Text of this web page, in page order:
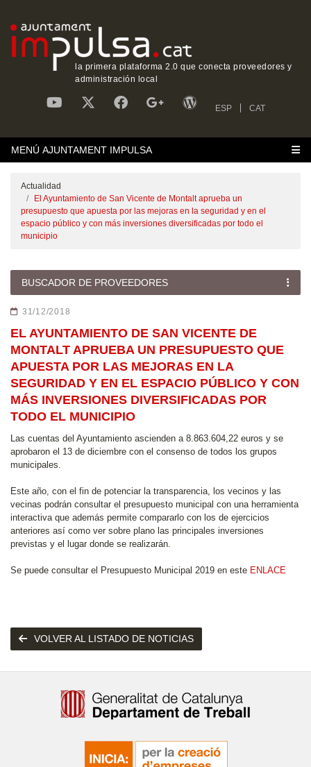
la primera plataforma 2.0 que conecta proveedores y
administración local
ESP CAT
MENÚ AJUNTAMENT IMPULSA
Actualidad
El Ayuntamiento de San Vicente de Montalt aprueba un
presupuesto que apuesta por las mejoras en la seguridad y en el
espacio público y con más inversiones diversificadas por todo el
municipio
BUSCADOR DE PROVEEDORES
31/12/2018
EL AYUNTAMIENTO DE SAN VICENTE DE
MONTALT APRUEBA UN PRESUPUESTO QUE
APUESTA POR LAS MEJORAS EN LA
SEGURIDAD Y EN EL ESPACIO PÚBLICO Y CON
MÁS INVERSIONES DIVERSIFICADAS POR
TODO EL MUNICIPIO
Las cuentas del Ayuntamiento ascienden a 8.863.604,22 euros y se
aprobaron el 13 de diciembre con el consenso de todos los grupos
municipales.
Este año, con el fin de potenciar la transparencia, los vecinos y las
vecinas podrán consultar el presupuesto municipal con una herramienta
interactiva que además permite compararlo con los de ejercicios
anteriores así como ver sobre plano las principales inversiones
previstas y el lugar donde se realizarán.
Se puede consultar el Presupuesto Municipal 2019 en este ENLACE
VOLVER AL LISTADO DE NOTICIAS